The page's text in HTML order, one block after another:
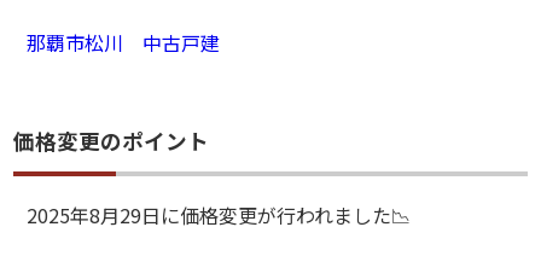
那覇市松川 中古戸建
価格変更のポイント
2025年8月29日に価格変更が行われました📉